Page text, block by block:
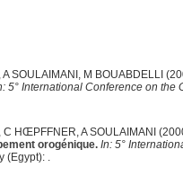
,A SOULAIMANI, M BOUABDELLI
5° International Conference on the
,C HŒPFFNER,A SOULAIMANI
orogénique. In: 5°
(Egypt): .